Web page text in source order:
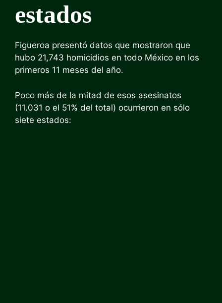
estados
Figueroa presentó datos que mostraron que
hubo 21,743 homicidios en todo México en los
primeros 11 meses del año.
Poco más de la mitad de esos asesinatos
(11.031 o el 51% del total) ocurrieron en sólo
siete estados: